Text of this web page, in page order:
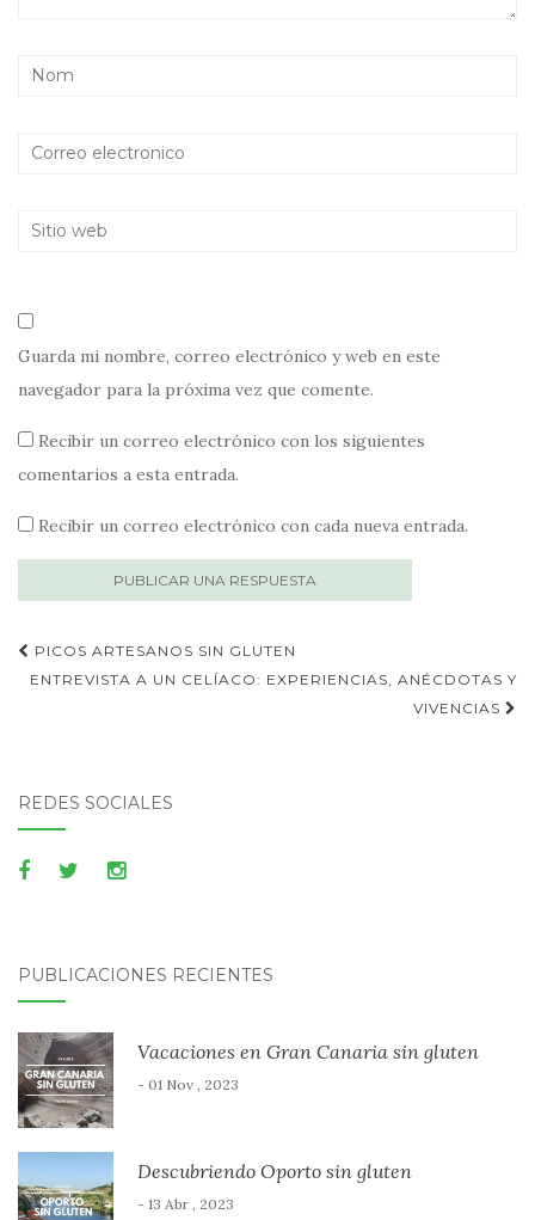
Guarda mi nombre, correo electrónico y web en este
navegador para la próxima vez que comente.
Recibir un correo electrónico con los siguientes
comentarios a esta entrada.
Recibir un correo electrónico con cada nueva entrada.
Publica
navegación
PICOS ARTESANOS SIN GLUTEN
ENTREVISTA A UN CELÍACO: EXPERIENCIAS, ANÉCDOTAS Y
VIVENCIAS
REDES SOCIALES
PUBLICACIONES RECIENTES
Vacaciones en Gran Canaria sin gluten
- 01 Nov , 2023
Descubriendo Oporto sin gluten
- 13 Abr , 2023